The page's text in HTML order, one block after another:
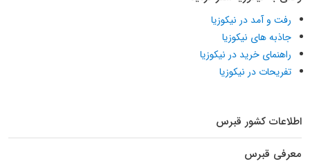
رفت و آمد در نیکوزیا
جاذبه های نیکوزیا
راهنمای خرید در نیکوزیا
تفریحات در نیکوزیا
اطلاعات کشور قبرس
معرفی قبرس